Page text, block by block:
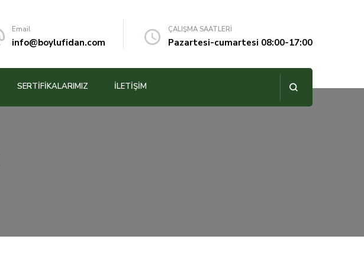
Email
info@boylufidan.com
ÇALIŞMA SAATLERİ
Pazartesi-cumartesi 08:00-17:00
SERTİFİKALARIMIZ İLETIŞIM